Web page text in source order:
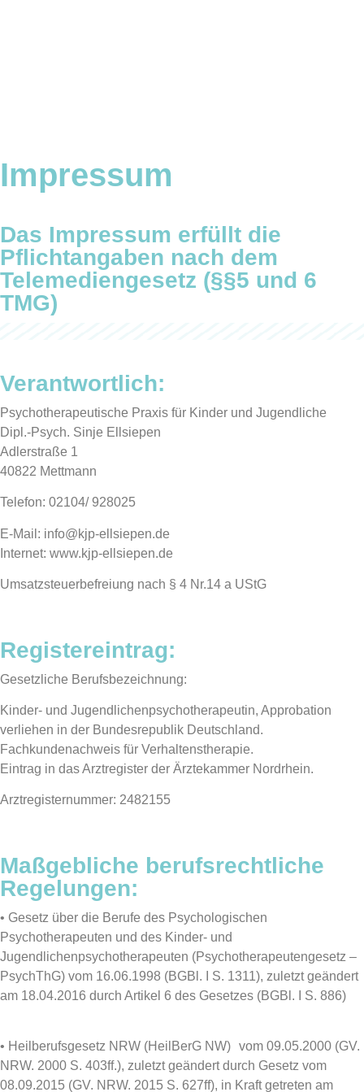
Impressum
Das Impressum erfüllt die
Pflichtangaben nach dem
Telemediengesetz (§§5 und 6
TMG)
Verantwortlich:
Psychotherapeutische Praxis für Kinder und Jugendliche
Dipl.-Psych. Sinje Ellsiepen
Adlerstraße 1
40822 Mettmann
Telefon: 02104/ 928025
E-Mail: info@kjp-ellsiepen.de
Internet: www.kjp-ellsiepen.de
Umsatzsteuerbefreiung nach § 4 Nr.14 a UStG
Registereintrag:
Gesetzliche Berufsbezeichnung:
Kinder- und Jugendlichenpsychotherapeutin, Approbation
verliehen in der Bundesrepublik Deutschland.
Fachkundenachweis für Verhaltenstherapie.
Eintrag in das Arztregister der Ärztekammer Nordrhein.
Arztregisternummer: 2482155
Maßgebliche berufsrechtliche
Regelungen:
• Gesetz über die Berufe des Psychologischen
Psychotherapeuten und des Kinder- und
Jugendlichenpsychotherapeuten (Psychotherapeutengesetz –
PsychThG) vom 16.06.1998 (BGBl. I S. 1311), zuletzt geändert
am 18.04.2016 durch Artikel 6 des Gesetzes (BGBl. I S. 886)
• Heilberufsgesetz NRW (HeilBerG NW) vom 09.05.2000 (GV.
NRW. 2000 S. 403ff.), zuletzt geändert durch Gesetz vom
08.09.2015 (GV. NRW. 2015 S. 627ff), in Kraft getreten am